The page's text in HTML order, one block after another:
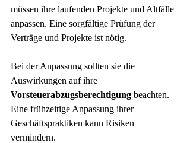
müssen ihre laufenden Projekte und Altfälle
anpassen. Eine sorgfältige Prüfung der
Verträge und Projekte ist nötig.
Bei der Anpassung sollten sie die
Auswirkungen auf ihre
Vorsteuerabzugsberechtigung beachten.
Eine frühzeitige Anpassung ihrer
Geschäftspraktiken kann Risiken
vermindern.